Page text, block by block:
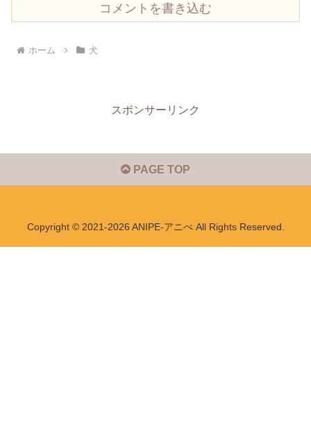
コメントを書き込む
ホーム 犬
スポンサーリンク
PAGE TOP
Copyright © 2021-2026 ANIPE-アニぺ All Rights Reserved.